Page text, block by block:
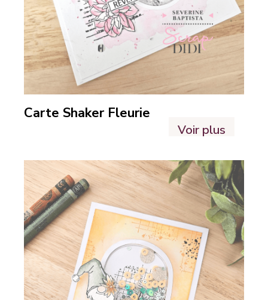
Carte Shaker Fleurie
Voir plus